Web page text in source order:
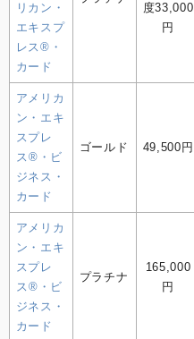
リカン・
エキスプ
レス®・
カード
度33,000
円
アメリカ
ン・エキ
スプレ
ス⁠®・ビ
ジネス・
カード
ゴールド 49,500円
アメリカ
ン・エキ
スプレ
ス⁠®・ビ
ジネス・
カード
プラチナ
165,000
円